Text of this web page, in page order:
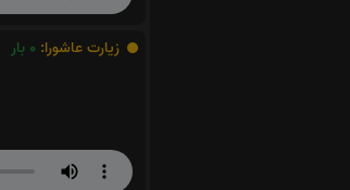
زیارت عاشورا: 0 بار